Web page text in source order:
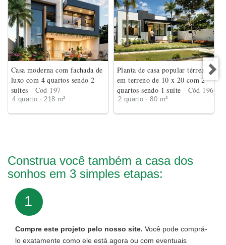
Casa moderna com fachada de
luxo com 4 quartos sendo 2
suites - Cod 197
4 quarto · 218 m²
Planta de casa popular térrea
em terreno de 10 x 20 com 2
quartos sendo 1 suíte - Cód 196
2 quarto · 80 m²
Construa você também a casa dos
sonhos em 3 simples etapas:
1
Compre este projeto pelo nosso site. Você pode comprá-
lo exatamente como ele está agora ou com eventuais